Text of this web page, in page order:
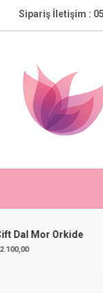
Skip
to
Sipariş İletişim :
Orkide